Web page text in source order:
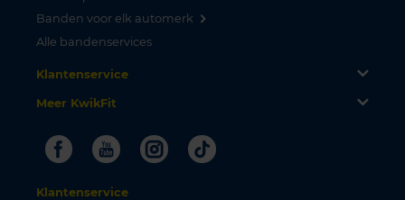
Banden voor elk automerk
Alle bandenservices
Klantenservice
Meer KwikFit
FacebookYoutubeInstagram
Tiktok
Klantenservice